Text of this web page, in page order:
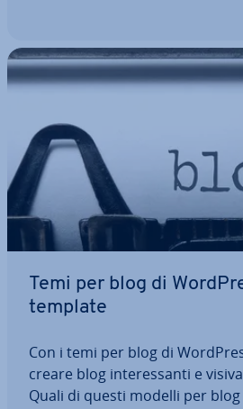
Temi per blog di
template
Con i temi per blog di
creare blog in­te­res­san­ti e
Quali di questi modelli per blog